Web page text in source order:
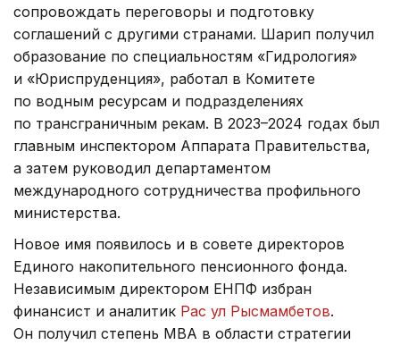
сопровождать переговоры и подготовку
соглашений с другими странами. Шарип получил
образование по специальностям «Гидрология»
и «Юриспруденция», работал в Комитете
по водным ресурсам и подразделениях
по трансграничным рекам. В 2023–2024 годах был
главным инспектором Аппарата Правительства,
а затем руководил департаментом
международного сотрудничества профильного
министерства.
Новое имя появилось и в совете директоров
Единого накопительного пенсионного фонда.
Независимым директором ЕНПФ избран
финансист и аналитик Рас ул Рысмамбетов.
Он получил степень MBA в области стратегии